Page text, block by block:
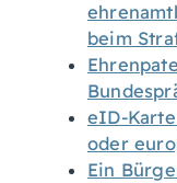
beim
eID-
oder
Ein